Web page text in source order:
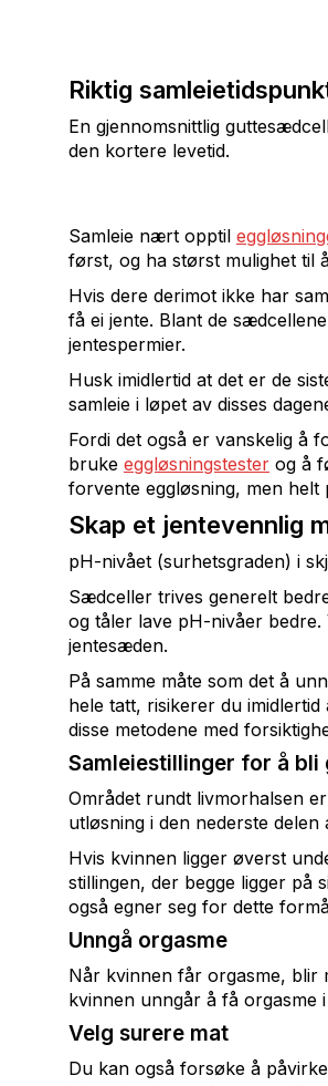
Riktig
En gjennomsnittlig
den kortere levetid.
Samleie nært opptil
først, og ha størst mulighet til
Hvis dere derimot ikke har
få ei jente. Blant de
jentespermier.
Husk imidlertid at det er de
samleie i løpet av disses
Fordi det også er vanskelig å
bruke eggløsningstester og å
forvente eggløsning, men helt
Skap et jentevennlig
pH-nivået (surhetsgraden) i
Sædceller trives generelt
og tåler lave pH-nivåer
jentesæden.
På samme måte som det å
hele tatt, risikerer du
disse metodene med
Samleiestillinger for å bli
Området rundt livmorhalsen
utløsning i den nederste
Hvis kvinnen ligger øverst
stillingen, der begge ligger på
også egner seg for dette
Unngå orgasme
Når kvinnen får orgasme, blir
kvinnen unngår å få orgasme
Velg surere mat
Du kan også forsøke å